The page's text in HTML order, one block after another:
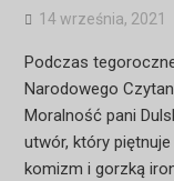
14 września, 2021
Podczas
Narodowego
Moralność pani
utwór, który piętnuje
komizm i gorzką